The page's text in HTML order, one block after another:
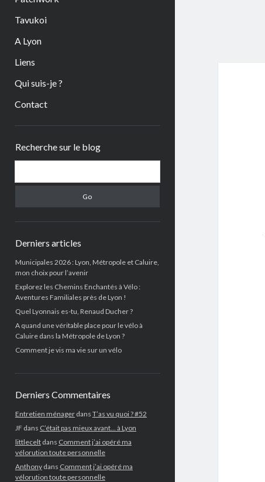
Tavukoi
A Lyon
Liens
Qui suis-je ?
Contact
Recherche sur le blog
Derniers articles
Municipales 2026 : Lyon, Métropole et Caluire,
mon choix pour l’avenir
Explorez les Chemins Enchantés à Vélo :
Aventures Familiales près de Lyon !
Quel Lyonnais es-tu, Renaud Ducher ?
A quand une véritable place pour le vélo à
Caluire dans la Métropole de Lyon ?
Comment je vis ma vie sur un vélo
Derniers Commentaires
Entretien ménagerdans T’as vu quoi ? #52
JF dans C’était pas mieux avant… à Lyon
littleceltdans Comment j’ai opéré ma
vélorution toute personnelle
Anthonydans Comment j’ai opéré ma
vélorution toute personnelle